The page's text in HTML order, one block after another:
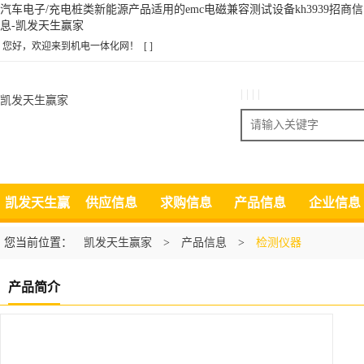
汽车电子/充电桩类新能源产品适用的emc电磁兼容测试设备kh3939招商信
息-凯发天生赢家
您好，欢迎来到机电一体化网！ [ ]
凯发天生赢家
搜索
凯发天生赢
家
供应信息 求购信息 产品信息 企业信息
您当前位置： 凯发天生赢家 > 产品信息 > 检测仪器
产品简介